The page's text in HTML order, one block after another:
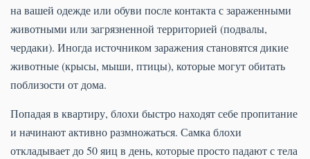
на вашей одежде или обуви после контакта с зараженными
животными или загрязненной территорией (подвалы,
чердаки). Иногда источником заражения становятся дикие
животные (крысы, мыши, птицы), которые могут обитать
поблизости от дома.
Попадая в квартиру, блохи быстро находят себе пропитание
и начинают активно размножаться. Самка блохи
откладывает до 50 яиц в день, которые просто падают с тела